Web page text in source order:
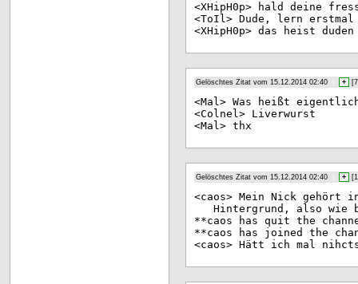
<XHipH0p> hald deine
<ToIl> Dude, lern
<XHipH0p> das heist
Gelöschtes Zitat vom 15.12.2014 02:40 + [7
<Ma l> Was heißt
<Co lnel> Liverwurst
<Ma l> thx
Gelöschtes Zitat vom 15.12.2014 02:40 + [
<caos> Mein Nick gehört
Hintergrund, also wie
**caos has quit the
**caos has joined the
<caos> Hätt ich mal